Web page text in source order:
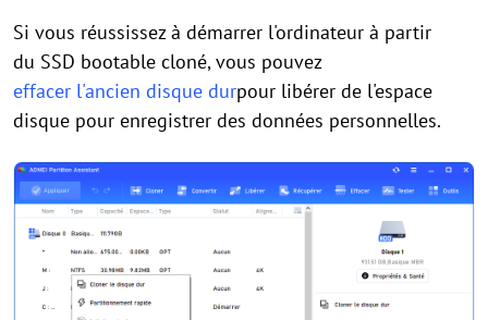
Si vous réussissez à démarrer l'ordinateur à partir
du SSD bootable cloné, vous pouvez
effacer l'ancien disque durpour libérer de l'espace
disque pour enregistrer des données personnelles.